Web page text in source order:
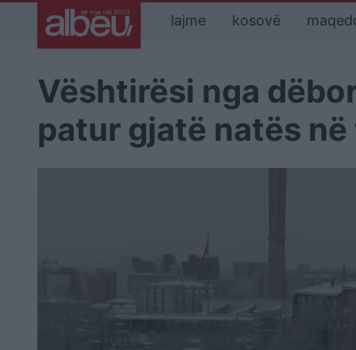
lajme kosovë
Vështirësi nga
patur gjatë natës